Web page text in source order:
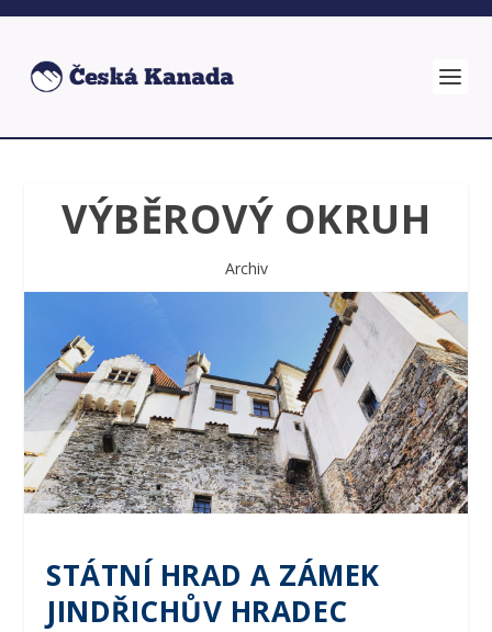
VÝBĚROVÝ OKRUH
Archiv
STÁTNÍ HRAD A ZÁMEK
JINDŘICHŮV HRADEC